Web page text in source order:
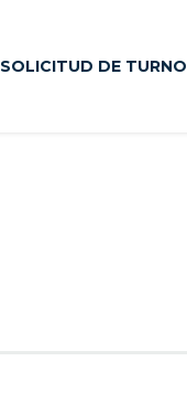
SOLICITUD DE TURNO